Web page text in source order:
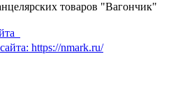
товаров "Вагончик"